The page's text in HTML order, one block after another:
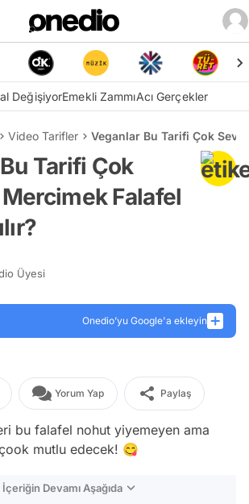
DeğişiyorEmekli ZammıAcı Gerçekler
Video Tarifler Veganlar Bu Tarifi Çok
Tarifi Çok
Falafel
Üyesi
Onedio’yu Google'a ekleyin
Yorum Yap Paylaş
bu falafel nohut yiyemeyen ama
mutlu edecek! 😋
İçeriğin Devamı Aşağıda